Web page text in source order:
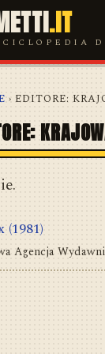
.IT
› EDITORE:
(1981)
Agencja